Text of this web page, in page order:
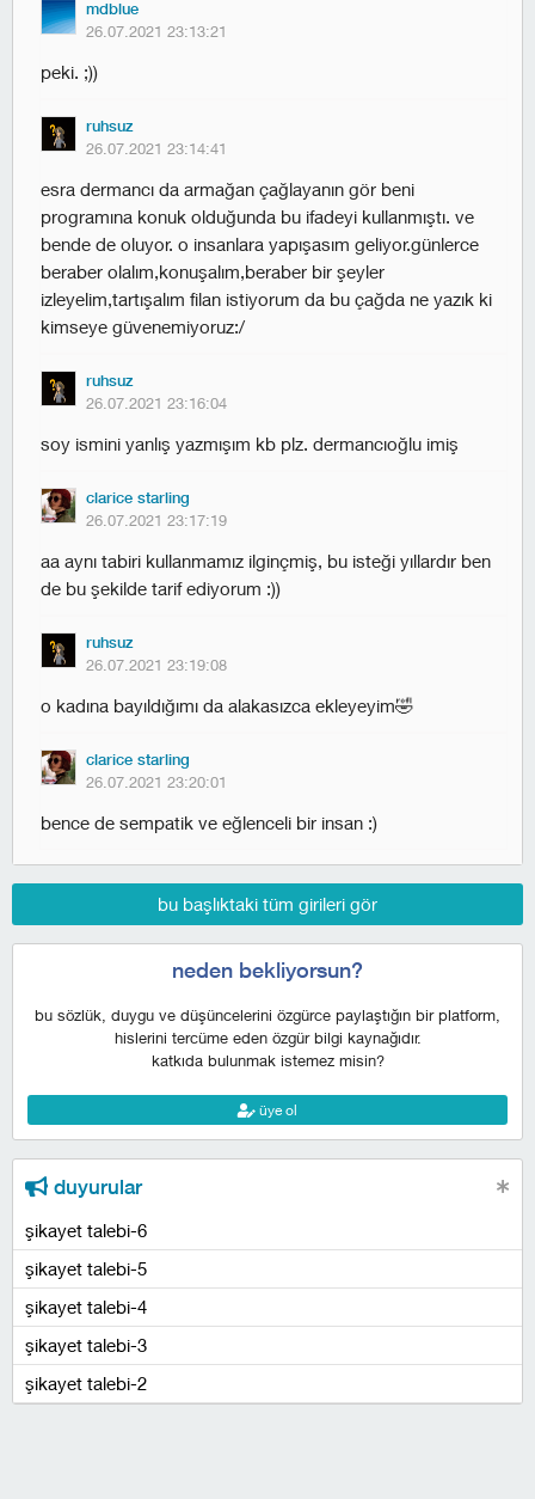
mdblue
26.07.2021 23:13:21
peki. ;))
ruhsuz
26.07.2021 23:14:41
esra dermancı da armağan çağlayanın gör beni
programına konuk olduğunda bu ifadeyi kullanmıştı. ve
bende de oluyor. o insanlara yapışasım geliyor.günlerce
beraber olalım,konuşalım,beraber bir şeyler
izleyelim,tartışalım filan istiyorum da bu çağda ne yazık ki
kimseye güvenemiyoruz:/
ruhsuz
26.07.2021 23:16:04
soy ismini yanlış yazmışım kb plz. dermancıoğlu imiş
clarice starling
26.07.2021 23:17:19
aa aynı tabiri kullanmamız ilginçmiş, bu isteği yıllardır ben
de bu şekilde tarif ediyorum :))
ruhsuz
26.07.2021 23:19:08
o kadına bayıldığımı da alakasızca ekleyeyim🤣
clarice starling
26.07.2021 23:20:01
bence de sempatik ve eğlenceli bir insan :)
bu başlıktaki tüm girileri gör
neden bekliyorsun?
bu sözlük, duygu ve düşüncelerini özgürce paylaştığın bir platform,
hislerini tercüme eden özgür bilgi kaynağıdır.
katkıda bulunmak istemez misin?
üye ol
duyurular
şikayet talebi-6
şikayet talebi-5
şikayet talebi-4
şikayet talebi-3
şikayet talebi-2